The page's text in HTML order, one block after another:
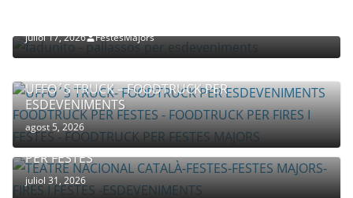
juliol 17, 2026 FestesMajors
UFFO´S TRUCK – FOODTRUCK PER
ESDEVENIMENTS
agost 5, 2026
COMPANYIA TENAC – TEATRE NACIONAL CATALÀ
PER FESTES
juliol 31, 2026